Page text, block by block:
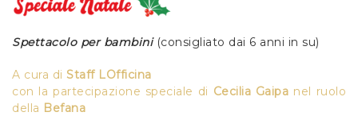
Spettacolo per bambini (consigliato dai 6 anni in su)
A cura di Staff LOfficina
con la partecipazione speciale di Cecilia Gaipa nel ruolo
della Befana